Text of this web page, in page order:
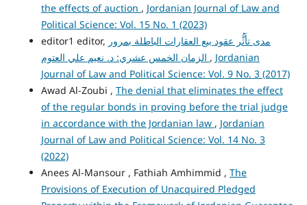
the effects of auction , Jordanian Journal of Law and
Political Science: Vol. 15 No. 1 (2023)
editor1 editor, مدى تأَثُّر عقود بيع العقارات الباطلة بمرور
, Jordanian
Journal of Law and Political Science: Vol. 9 No. 3 (2017)
Awad Al-Zoubi , The denial that eliminates the effect
of the regular bonds in proving before the trial judge
in accordance with the Jordanian law , Jordanian
Journal of Law and Political Science: Vol. 14 No. 3
(2022)
Anees Al-Mansour , Fathiah Amhimmid , The
Provisions of Execution of Unacquired Pledged